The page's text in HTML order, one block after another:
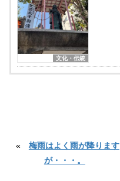
文化・伝統
«
梅雨はよく雨が降ります
が・・・。